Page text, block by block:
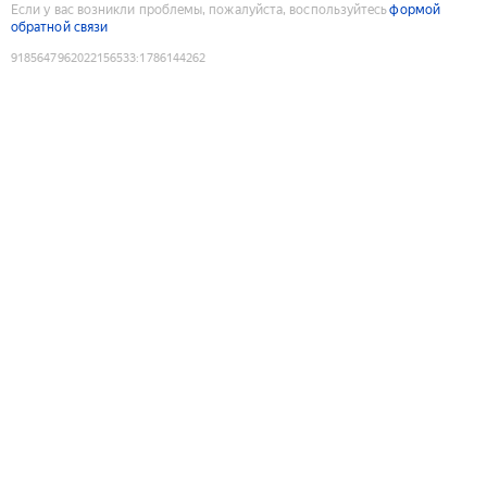
Если у вас возникли проблемы, пожалуйста, воспользуйтесьформой
обратной связи
9185647962022156533:1786144262